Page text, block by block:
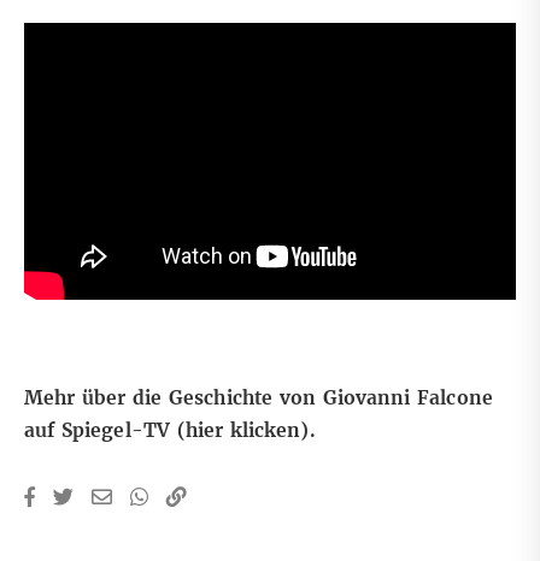
Mehr über die Geschichte von Giovanni Falcone
auf Spiegel-TV (hier klicken).